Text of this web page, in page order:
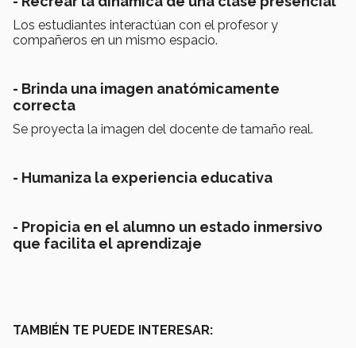
Los estudiantes interactúan con el profesor y
compañeros en un mismo espacio.
- Brinda una imagen anatómicamente
correcta
Se proyecta la imagen del docente de tamaño real.
- Humaniza la experiencia educativa
- Propicia en el alumno un estado inmersivo
que facilita el aprendizaje
TAMBIÉN TE PUEDE INTERESAR: